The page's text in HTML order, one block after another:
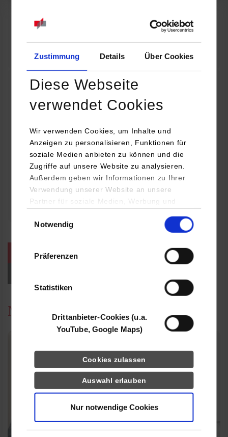
Zustimmung Details Über Cookies
Diese Webseite
verwendet Cookies
Wir verwenden Cookies, um Inhalte und
Anzeigen zu personalisieren, Funktionen für
soziale Medien anbieten zu können und die
Zugriffe auf unsere Website zu analysieren.
Außerdem geben wir Informationen zu Ihrer
Verwendung unserer Website an unsere
Partner für soziale Medien, Werbung und
YouTube, Google Maps) führen diese
Daten zusammen, die Sie ihnen bereitgestellt
haben oder die sie im Rahmen Ihrer Nutzung
Notwendig
Präferenzen
Statistiken
Drittanbieter-Cookies (u.a.
YouTube, Google Maps)
Cookies zulassen
Auswahl erlauben
Nur notwendige Cookies
Online INDIS-Infoveranstaltung für Studierende
Zum Event
Technologietag: Clean Urban Transportation –
nachhaltige Mobilität im (sub)urbanen Umfeld
16.09.2026 - 17.09.2026
Im Mittelpunkt stehen elektrische Antriebe, moderne
Batterietechnologien und innovative Fahrzeugkonzepte für
nachhaltige Mobilität in Stadt und…
weitere Veranstaltungen / Termine
News